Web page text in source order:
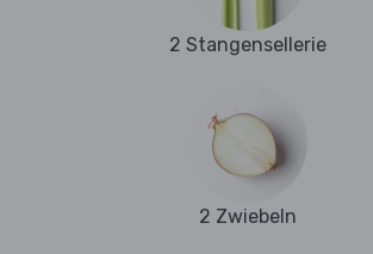
2 Stangensellerie
2 Zwiebeln